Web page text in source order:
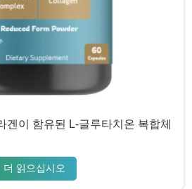
겐이 함유된 L-글루타치온 복합체
더 읽으십시오